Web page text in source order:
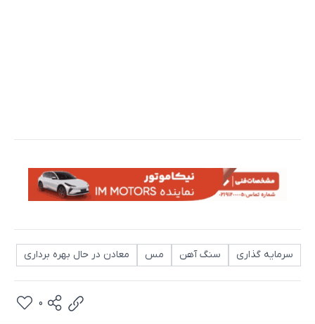
سرمایه گذاری سنگ آهن مس معادن در حال بهره برداری
0